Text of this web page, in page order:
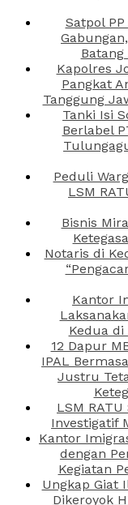
Satpol
Batang
Kapolres
Pangkat
Tanggung
Tanki Isi
Berlabel
Peduli
LSM
Bisnis
Notaris di
Kantor
Kedua
12 Dapur
IPAL
Justru
LSM
Investigatif
Kantor
dengan
Kegiatan
Ungkap Giat
Dikeroyok